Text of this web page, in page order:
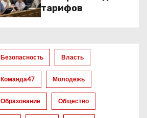
тарифов
Безопасность Власть
Команда47 Молодёжь
Образование Общество